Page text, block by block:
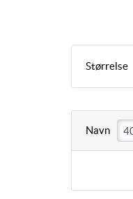
Størrelse
Navn